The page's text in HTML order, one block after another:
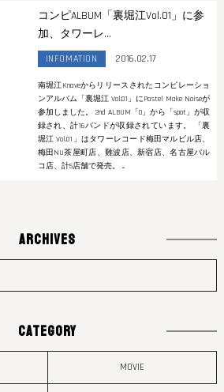
コンピALBUM「裏堀江Vol.01」に参
加、タワーレ...
INFOMATION 2016.02.17
南堀江Knaveからリリースされたコンピレーショ
ンアルバム「裏堀江 Vol.01」にPastel Make Noiseが
参加しました。 2nd ALBUM「0」から「spot」が収
録され、計16バンドが収録されています。 「裏
堀江 Vol.01」はタワーレコード梅田マルビル店、
梅田NU茶屋町店、難波店、新宿店、名古屋パル
コ店、計5店舗で発売。 ...
ARCHIVES
CATEGORY
MOVIE